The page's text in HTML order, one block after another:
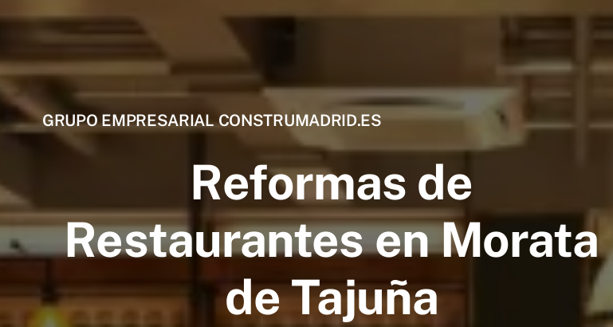
GRUPO EMPRESARIAL CONSTRUMADRID.ES
Reformas de
Restaurantes en Morata
de Tajuña